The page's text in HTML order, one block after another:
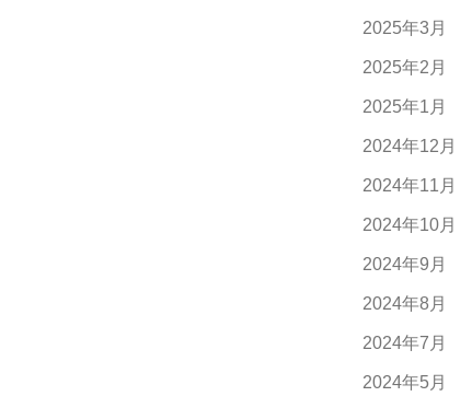
2025年3月
2025年2月
2025年1月
2024年12月
2024年11月
2024年10月
2024年9月
2024年8月
2024年7月
2024年5月